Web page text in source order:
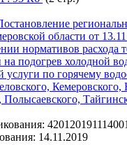
области от
нормативов расхода
на подогрев холодной
услуги по горячему
Кемеровского,
14.11.2019